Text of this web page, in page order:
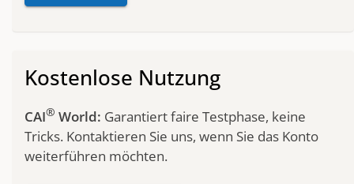
Kostenlose Nutzung
CAI® World: Garantiert faire Testphase, keine
Tricks. Kontaktieren Sie uns, wenn Sie das Konto
weiterführen möchten.